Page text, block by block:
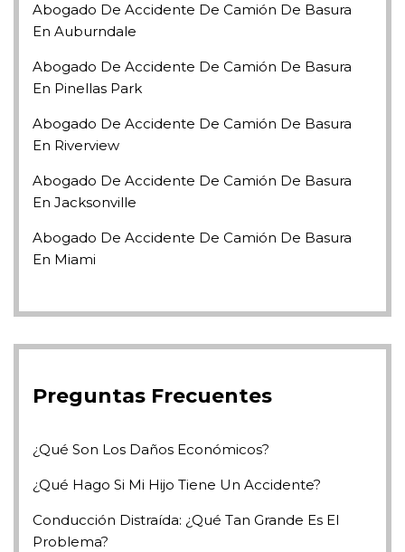
Abogado De Accidente De Camión De Basura
En Auburndale
Abogado De Accidente De Camión De Basura
En Pinellas Park
Abogado De Accidente De Camión De Basura
En Riverview
Abogado De Accidente De Camión De Basura
En Jacksonville
Abogado De Accidente De Camión De Basura
En Miami
Preguntas Frecuentes
¿Qué Son Los Daños Económicos?
¿Qué Hago Si Mi Hijo Tiene Un Accidente?
Conducción Distraída: ¿Qué Tan Grande Es El
Problema?